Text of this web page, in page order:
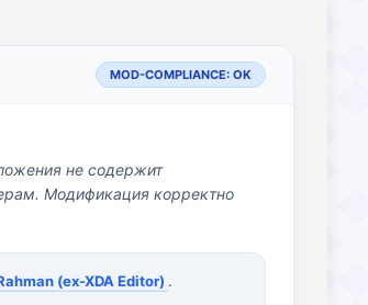
MOD-COMPLIANCE: OK
не содержит
Модификация корректно
(ex-XDA Editor) .